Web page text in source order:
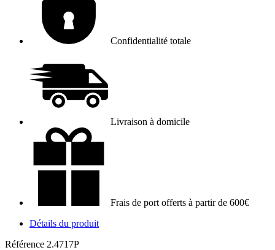
Confidentialité totale
Livraison à domicile
Frais de port offerts à partir de 600€
Détails du produit
Référence 2.4717P